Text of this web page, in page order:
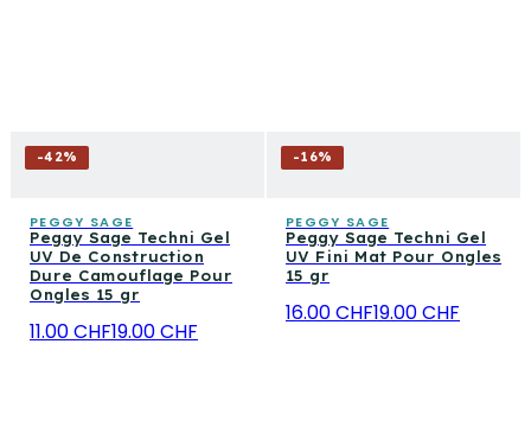
-42%
PEGGY SAGE
Peggy Sage Techni Gel
UV De Construction
Dure Camouflage Pour
Ongles 15 gr
11.00 CHF19.00 CHF
-16%
PEGGY SAGE
Peggy Sage Techni Gel
UV Fini Mat Pour Ongles
15 gr
16.00 CHF19.00 CHF